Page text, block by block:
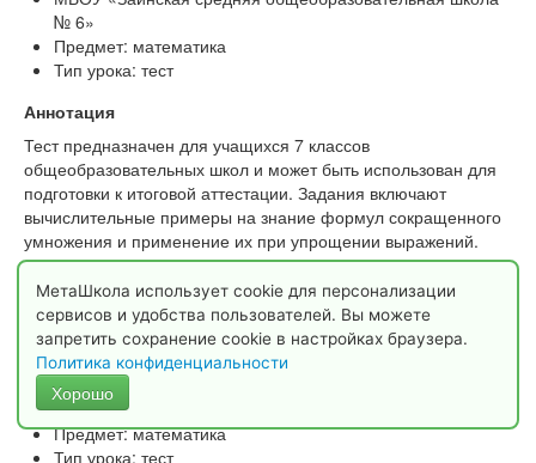
№ 6»
Предмет: математика
Тип урока: тест
Аннотация
Тест предназначен для учащихся 7 классов
общеобразовательных школ и может быть использован для
подготовки к итоговой аттестации. Задания включают
вычислительные примеры на знание формул сокращенного
умножения и применение их при упрощении выражений.
Тема: «Начальные геометрические
сведения»
7 класс
Учитель математики: Напалкова Татьяна Львовна
МБОУ «СОШ № 4» Алтайский край, Локтевский район
Предмет: математика
Тип урока: тест
МетаШкола использует cookie для персонализации
сервисов и удобства пользователей. Вы можете
запретить сохранение cookie в настройках браузера.
Политика конфиденциальности
Хорошо